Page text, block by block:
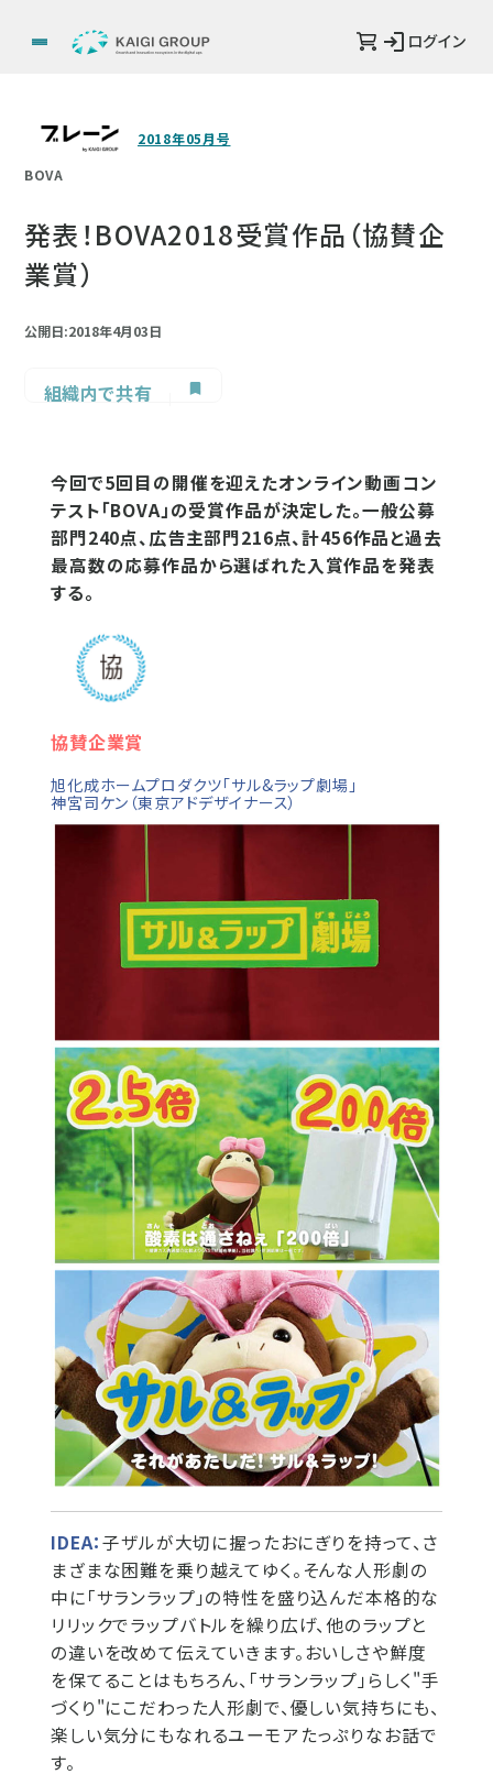
ログイン
2018年05月号
BOVA
発表！BOVA2018受賞作品（協賛企
業賞）
公開日:2018年4月03日
組織内で共有
今回で5回目の開催を迎えたオンライン動画コン
テスト「BOVA」の受賞作品が決定した。一般公募
部門240点、広告主部門216点、計456作品と過去
最高数の応募作品から選ばれた入賞作品を発表
する。
協賛企業賞
旭化成ホームプロダクツ「サル&ラップ劇場」
神宮司ケン（東京アドデザイナース）
IDEA：子ザルが大切に握ったおにぎりを持って、さ
まざまな困難を乗り越えてゆく。そんな人形劇の
中に「サランラップ」の特性を盛り込んだ本格的な
リリックでラップバトルを繰り広げ、他のラップと
の違いを改めて伝えていきます。おいしさや鮮度
を保てることはもちろん、「サランラップ」らしく"手
づくり"にこだわった人形劇で、優しい気持ちにも、
楽しい気分にもなれるユーモアたっぷりなお話で
す。